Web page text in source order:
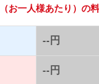
（お一人様あたり）の
--円
--円